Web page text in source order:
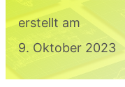
erstellt am
9. Oktober 2023